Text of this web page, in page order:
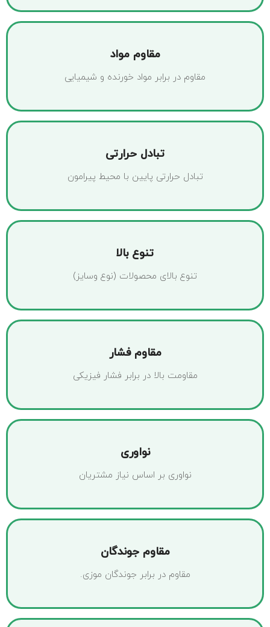
مقاوم مواد
مقاوم در برابر مواد خورنده و شیمیایی
تبادل حرارتی
تبادل حرارتی پایین با محیط پیرامون
تنوع بالا
تنوع بالای محصولات (نوع وسایز)
مقاوم فشار
مقاومت بالا در برابر فشار فیزیکی
نواوری
نواوری بر اساس نیاز مشتریان
مقاوم جوندگان
مقاوم در برابر جوندگان موزی.